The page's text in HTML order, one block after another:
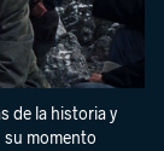
de la historia y
su momento